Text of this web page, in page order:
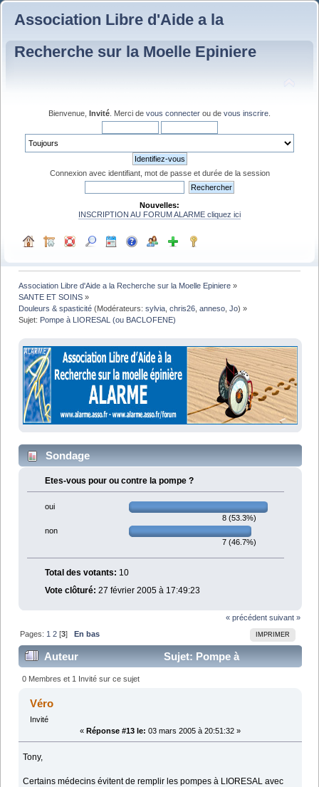
Association Libre d'Aide a la
Recherche sur la Moelle Epiniere
Bienvenue, Invité . Merci de vous connecter ou de vous inscrire
Connexion avec identifiant, mot de passe et durée de la session
Nouvelles:
INSCRIPTION AU FORUM ALARME cliquez ici
Association Libre d'Aide a la Recherche sur la Moelle Epiniere »
SANTE ET SOINS »
Douleurs & spasticité (Modérateurs:sylvia ,chris26 ,anneso ,Jo) »
Sujet: Pompe à LIORESAL (ou BACLOFENE)
Sondage
Etes-vous pour ou contre la pompe ?
oui
8 (53.3%)
non
7 (46.7%)
Total des votants: 10
Vote clôturé: 27 février 2005 à 17:49:23
« précédent suivant »
IMPRIMER
Pages: 1 2 [3]En bas
Auteur
Sujet: Pompe à
LIORESAL (ou BACLOFENE) (Lu 92437 fois)
0 Membres et 1 Invité sur ce sujet
Véro
Invité
« Réponse #13 le: 03 mars 2005 à 20:51:32 »
Tony,
Certains médecins évitent de remplir les pompes à LIORESAL avec